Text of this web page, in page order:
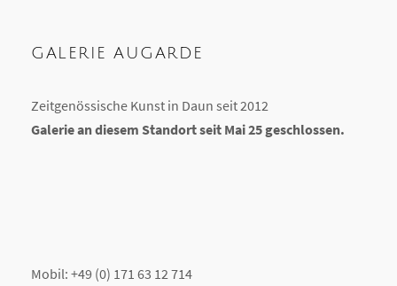
GALERIE AUGARDE
Zeitgenössische Kunst in Daun seit 2012
Galerie an diesem Standort seit Mai 25 geschlossen.
Mobil: +49 (0) 171 63 12 714